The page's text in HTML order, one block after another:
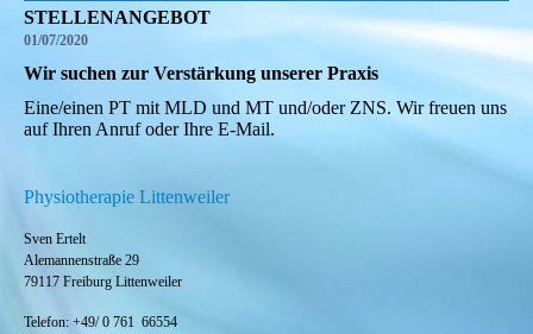
STELLENANGEBOT
01/07/2020
Wir suchen zur Verstärkung unserer Praxis
Eine/einen PT mit MLD und MT und/oder ZNS. Wir freuen uns
auf Ihren Anruf oder Ihre E-Mail.
Physiotherapie Littenweiler
Sven Ertelt
Alemannenstraße 29
79117 Freiburg Littenweiler
Telefon: +49/ 0 761 66554